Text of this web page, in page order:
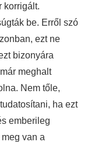
korrigált.
be. Erről szó
ezt ne
bizonyára
meghalt
Nem tőle,
ha ezt
emberileg
van a